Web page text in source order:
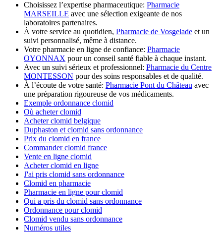
Choisissez l’expertise pharmaceutique: Pharmacie
MARSEILLE avec une sélection exigeante de nos
laboratoires partenaires.
À votre service au quotidien, Pharmacie de Vosgelade et un
suivi personnalisé, même à distance.
Votre pharmacie en ligne de confiance: Pharmacie
OYONNAX pour un conseil santé fiable à chaque instant.
Avec un suivi sérieux et professionnel: Pharmacie du Centre
MONTESSON pour des soins responsables et de qualité.
À l’écoute de votre santé: Pharmacie Pont du Château avec
une préparation rigoureuse de vos médicaments.
Exemple ordonnance clomid
Où acheter clomid
Acheter clomid belgique
Duphaston et clomid sans ordonnance
Prix du clomid en france
Commander clomid france
Vente en ligne clomid
Acheter clomid en ligne
J'ai pris clomid sans ordonnance
Clomid en pharmacie
Pharmacie en ligne pour clomid
Qui a pris du clomid sans ordonnance
Ordonnance pour clomid
Clomid vendu sans ordonnance
Numéros utiles